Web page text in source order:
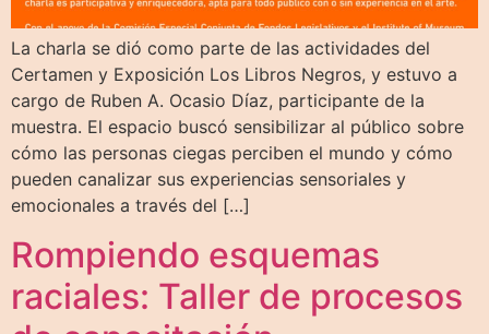
La charla se dió como parte de las actividades del
Certamen y Exposición Los Libros Negros, y estuvo a
cargo de Ruben A. Ocasio Díaz, participante de la
muestra. El espacio buscó sensibilizar al público sobre
cómo las personas ciegas perciben el mundo y cómo
pueden canalizar sus experiencias sensoriales y
emocionales a través del […]
Rompiendo esquemas
raciales: Taller de procesos